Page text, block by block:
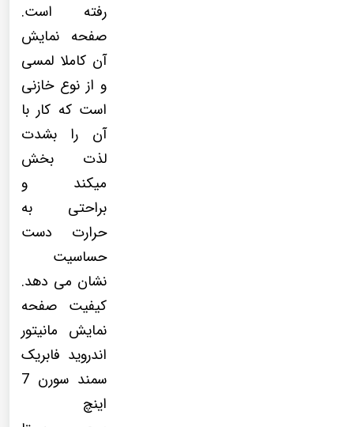
رفته است.
صفحه نمایش
آن کاملا لمسی
و از نوع خازنی
است که کار با
آن را بشدت
لذت بخش
میکند و
براحتی به
حرارت دست
حساسیت
نشان می دهد.
کیفیت صفحه
نمایش مانیتور
اندروید فابریک
سمند سورن 7
اینچ